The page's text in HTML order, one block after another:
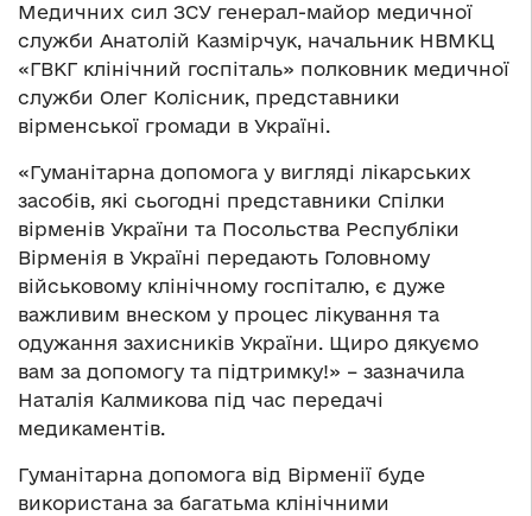
Медичних сил ЗСУ генерал-майор медичної
служби Анатолій Казмірчук, начальник НВМКЦ
«ГВКГ клінічний госпіталь» полковник медичної
служби Олег Колісник, представники
вірменської громади в Україні.
«Гуманітарна допомога у вигляді лікарських
засобів, які сьогодні представники Спілки
вірменів України та Посольства Республіки
Вірменія в Україні передають Головному
військовому клінічному госпіталю, є дуже
важливим внеском у процес лікування та
одужання захисників України. Щиро дякуємо
вам за допомогу та підтримку!» – зазначила
Наталія Калмикова під час передачі
медикаментів.
Гуманітарна допомога від Вірменії буде
використана за багатьма клінічними